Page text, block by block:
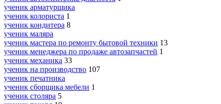
ученик арматурщика
ученик колориста 1
ученик кондитера 8
ученик маляра
ученик мастера по ремонту бытовой техники 13
ученик менеджера по продаже автозапчастей 1
ученик механика 33
ученик на производство 107
ученик печатника
ученик сборщика мебели 1
ученик столяра 5